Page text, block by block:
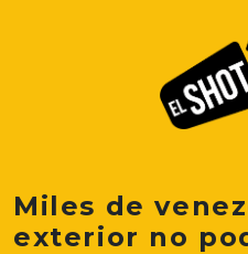
Miles de
exterior no